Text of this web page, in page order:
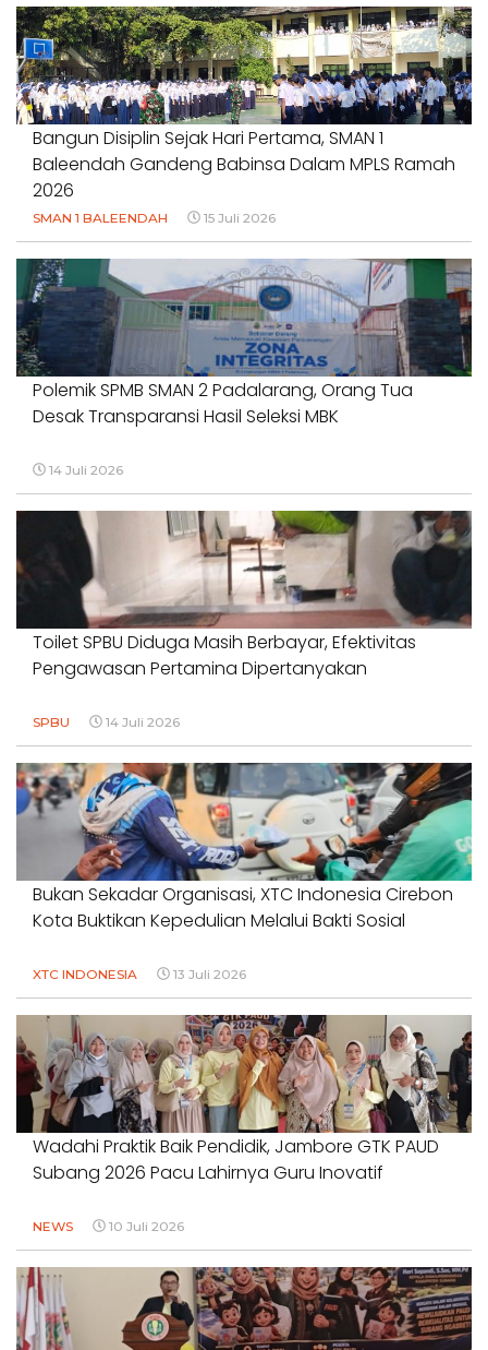
#HAKPETANI #KEADILANUNTUKPETANI
#NORMALISASISALURAN #IRIGASIRUSAK
#DUGAANPENCEMARAN #AKUNTABILITASPEMERINTAH
18 Juli 2026
Bangun Disiplin Sejak Hari Pertama, SMAN 1
Baleendah Gandeng Babinsa Dalam MPLS Ramah
2026
SMAN 1 BALEENDAH 15 Juli 2026
Polemik SPMB SMAN 2 Padalarang, Orang Tua
Desak Transparansi Hasil Seleksi MBK
14 Juli 2026
Toilet SPBU Diduga Masih Berbayar, Efektivitas
Pengawasan Pertamina Dipertanyakan
SPBU 14 Juli 2026
Bukan Sekadar Organisasi, XTC Indonesia Cirebon
Kota Buktikan Kepedulian Melalui Bakti Sosial
XTC INDONESIA 13 Juli 2026
Wadahi Praktik Baik Pendidik, Jambore GTK PAUD
Subang 2026 Pacu Lahirnya Guru Inovatif
NEWS 10 Juli 2026